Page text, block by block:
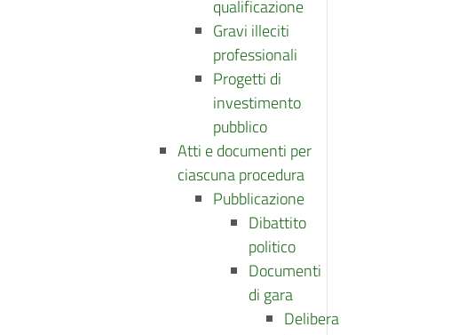
qualificazione
Gravi illeciti
professionali
Progetti di
investimento
pubblico
Atti e documenti per
ciascuna procedura
Pubblicazione
Dibattito
politico
Documenti
di gara
Delibera